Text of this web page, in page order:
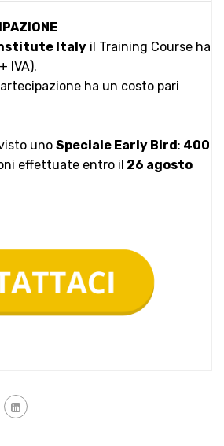
Italy il Training Course ha
IVA).
ha un costo pari
uno Speciale Early Bird : 400
effettuate entro il 26 agosto